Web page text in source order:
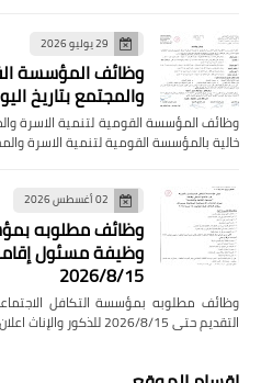
29 يوليو 2026
وظائف المؤسسة
والمجتمع بتاريخ اليوم 2026/
خالية بالمؤسسة القومية لتنمية الاسرة
02 أغسطس 2026
وظائف مطلوبه
وظيفة مسئول
2026/8/15
وظائف مطلوبه بمؤسسة التكافل
التقديم حتى 2026/8/15 للذكور والإناث اعلان…